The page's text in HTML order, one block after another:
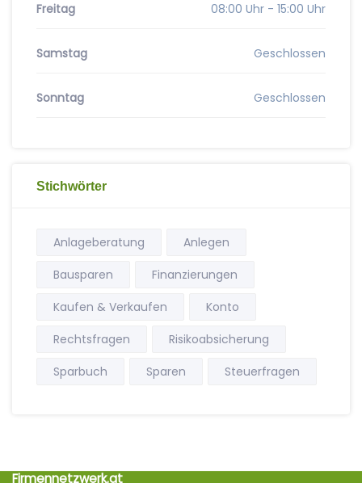
Freitag 08:00 Uhr - 15:00 Uhr
Samstag Geschlossen
Sonntag Geschlossen
Stichwörter
Anlageberatung
Anlegen
Bausparen
Finanzierungen
Kaufen & Verkaufen
Konto
Rechtsfragen
Risikoabsicherung
Sparbuch
Sparen Steuerfragen
Firmennetzwerk.at